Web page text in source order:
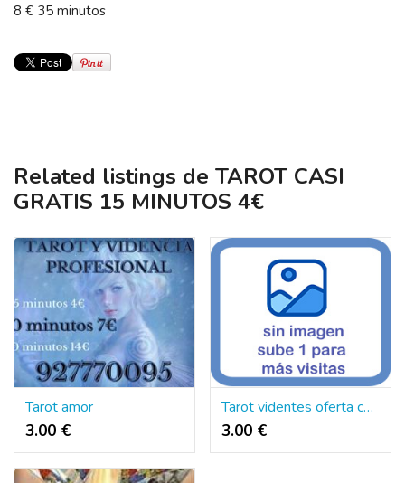
8 € 35 minutos
Related listings de TAROT CASI
GRATIS 15 MINUTOS 4€
Tarot amor
3.00 €
Tarot videntes oferta consulta fiable
3.00 €